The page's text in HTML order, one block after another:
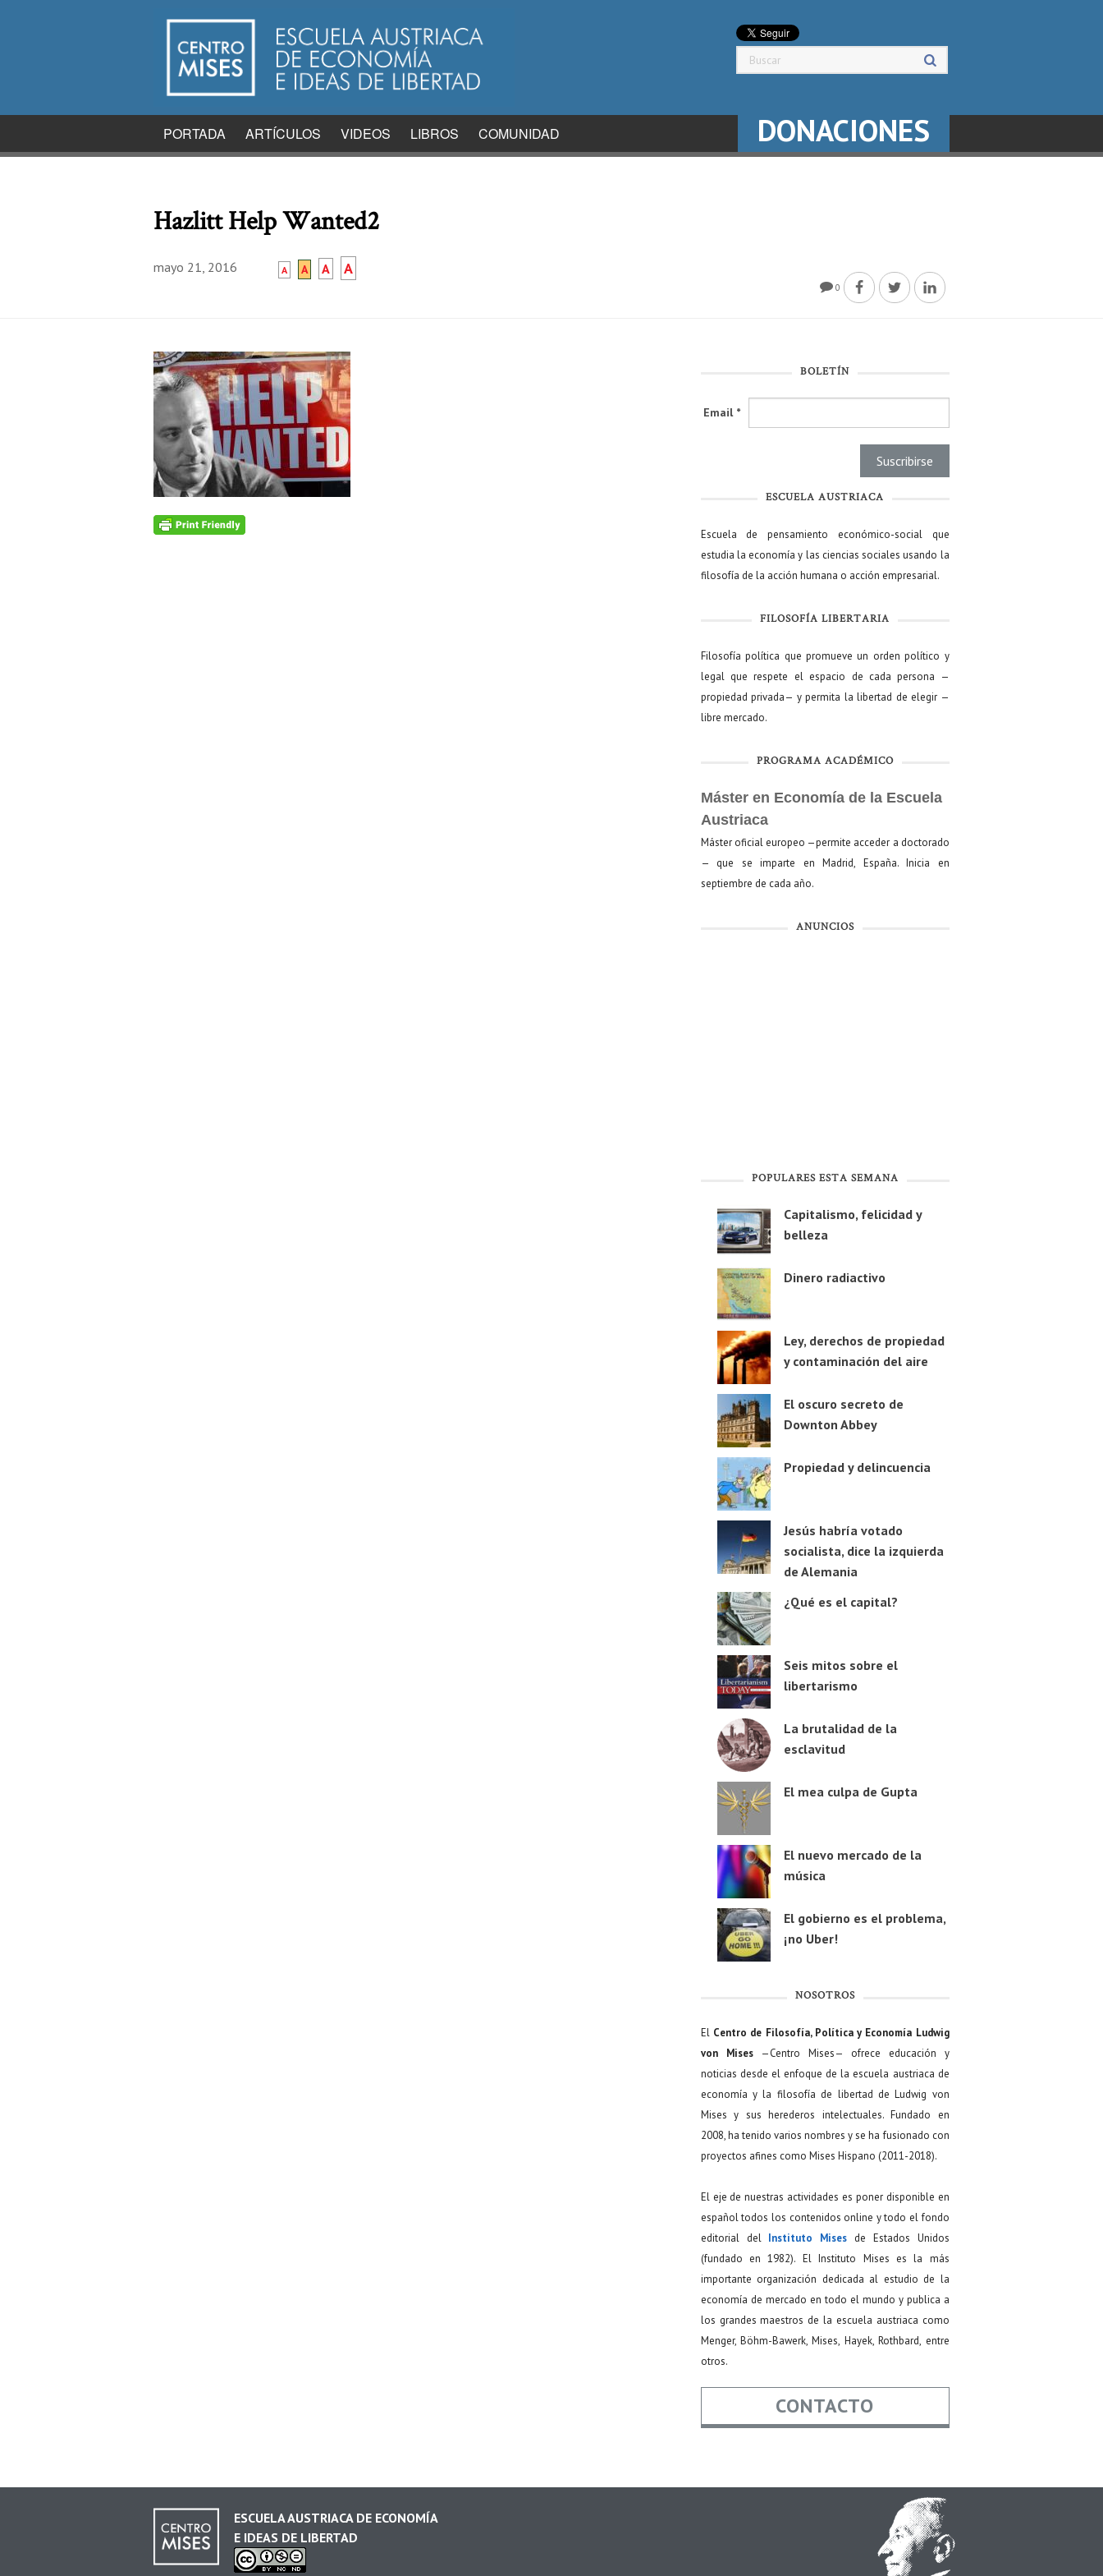
PORTADA ARTÍCULOS VIDEOS LIBROS COMUNIDAD DONACIONES
Hazlitt Help Wanted2
mayo 21, 2016 A A A A
0
BOLETÍN
Email *
ESCUELA AUSTRIACA
Escuela de pensamiento económico-social que
estudia la economía y las ciencias sociales usando la
filosofía de la acción humana o acción empresarial.
FILOSOFÍA LIBERTARIA
Filosofía política que promueve un orden político y
legal que respete el espacio de cada persona —
propiedad privada— y permita la libertad de elegir —
libre mercado.
PROGRAMA ACADÉMICO
Máster en Economía de la Escuela
Austriaca
Máster oficial europeo —permite acceder a doctorado
— que se imparte en Madrid, España. Inicia en
septiembre de cada año.
ANUNCIOS
POPULARES ESTA SEMANA
Capitalismo, felicidad y
belleza
Dinero radiactivo
Ley, derechos de propiedad
y contaminación del aire
El oscuro secreto de
Downton Abbey
Propiedad y delincuencia
Jesús habría votado
socialista, dice la izquierda
de Alemania
¿Qué es el capital?
Seis mitos sobre el
libertarismo
La brutalidad de la
esclavitud
El mea culpa de Gupta
El nuevo mercado de la
música
El gobierno es el problema,
¡no Uber!
NOSOTROS
El Centro de Filosofía, Política y Economía Ludwig
von Mises—Centro Mises— ofrece educación y
noticias desde el enfoque de la escuela austriaca de
economía y la filosofía de libertad de Ludwig von
Mises y sus herederos intelectuales. Fundado en
2008, ha tenido varios nombres y se ha fusionado con
proyectos afines como Mises Hispano (2011-2018).
El eje de nuestras actividades es poner disponible en
español todos los contenidos online y todo el fondo
editorial del Instituto Mises de Estados Unidos
(fundado en 1982). El Instituto Mises es la más
importante organización dedicada al estudio de la
economía de mercado en todo el mundo y publica a
los grandes maestros de la escuela austriaca como
Menger, Böhm-Bawerk, Mises, Hayek, Rothbard, entre
otros.
CONTACTO
ESCUELA AUSTRIACA DE ECONOMÍA
E IDEAS DE LIBERTAD